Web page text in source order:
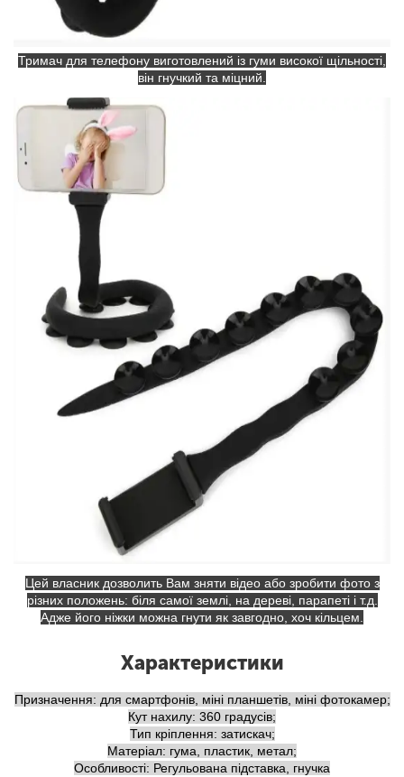
Тримач для телефону виготовлений із гуми високої щільності,
він гнучкий та міцний.
Цей власник дозволить Вам зняти відео або зробити фото з
різних положень: біля самої землі, на дереві, парапеті і т.д.
Адже його ніжки можна гнути як завгодно, хоч кільцем.
Характеристики
Призначення: для смартфонів, міні планшетів, міні фотокамер;
Кут нахилу: 360 градусів;
Тип кріплення: затискач;
Матеріал: гума, пластик, метал;
Особливості: Регульована підставка, гнучка